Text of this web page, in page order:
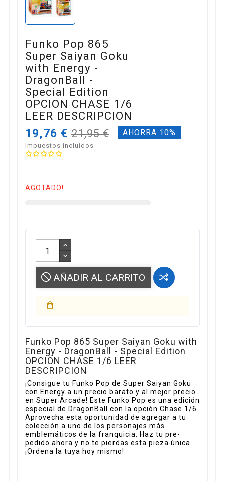
Funko Pop 865
Super Saiyan Goku
with Energy -
DragonBall -
Special Edition
OPCION CHASE 1/6
LEER DESCRIPCION
19,76 € 21,95 € AHORRA 10%
Impuestos incluidos
AGOTADO!
AÑADIR AL CARRITO
Funko Pop 865 Super Saiyan Goku with
Energy - DragonBall - Special Edition
OPCION CHASE 1/6 LEER
DESCRIPCION
¡Consigue tu Funko Pop de Super Saiyan Goku
con Energy a un precio barato y al mejor precio
en Super Arcade! Este Funko Pop es una edición
especial de DragonBall con la opción Chase 1/6.
Aprovecha esta oportunidad de agregar a tu
colección a uno de los personajes más
emblemáticos de la franquicia. Haz tu pre-
pedido ahora y no te pierdas esta pieza única.
¡Ordena la tuya hoy mismo!